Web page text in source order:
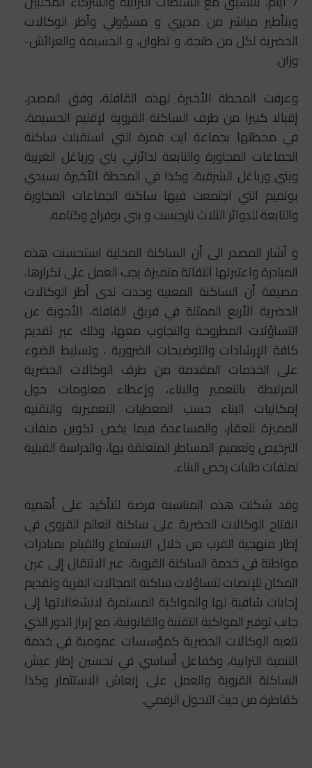
وبتأطير مباشر من مديري و مسؤولي وأطر الوكالات
الحضرية لكل من طنجة، و تطوان، و الحسيمة والعرائش-
وزان.
وعرفت المحطة الأخيرة لهذه القافلة، وفق المصدر،
إقبالا كبيرا من طرف الساكنة القروية لإقليم الحسيمة،
في محطتها بجماعة ايت قمرة التي استقبلت ساكنة
الجماعات المجاورة والتابعة لدائرتي بني ورياغل الغربية
وبني ورياغل الشرقية، وكذا في المحطة الأخيرة بسيدي
بوتميم التي اجتمعت فيها ساكنة الجماعات المجاورة
والتابعة للدوائر الثلاث تارجيست و بني بوفراح وكتامة.
و أشار المصدر الى أن الساكنة المحلية استحسنت هذه
المبادرة واعتبرتها التفاتة متميزة يجب العمل على تكرارها،
مضيفة أن الساكنة المعنية وجدت لدى أطر الوكالات
الحضرية الأربع الممثلة في فريق القافلة، الأجوبة عن
التساؤلات المطروحة والتجاوب معها، وذلك عبر تقديم
كافة الإرشادات والتوضيحات الضرورية ، وتسليط الضوء
على الخدمات المقدمة من طرف الوكالات الحضرية
المرتبطة بالتعمير والبناء، وإعطاء معلومات حول
إمكانيات البناء حسب المعطيات التعميرية والتقنية
المميزة للعقار، والمساعدة فيما يخص تكوين ملفات
الترخيص وتعميم المساطر المتعلقة بها، والدراسة القبلية
لملفات طلبات رخص البناء.
وقد شكلت هذه المناسبة فرصة للتأكيد على أهمية
انفتاح الوكالات الحضرية على ساكنة العالم القروي في
إطار منهجية القرب من خلال الاستماع والقيام بمبادرات
مواطنة في خدمة الساكنة القروية، عبر الانتقال إلى عين
المكان للإنصات لتساؤلات ساكنة المجالات القرية وتقديم
إجابات شافية لها والمواكبة المستمرة لانشغالاتها إلى
جانب توفير المواكبة التقنية والقانونية، مع إبراز الدور الذي
تلعبه الوكالات الحضرية كمؤسسات عمومية في خدمة
التنمية الترابية، وكفاعل أساسي في تحسين إطار عيش
الساكنة القروية والعمل على إنعاش الاستثمار وكذا
كقاطرة من حيث التحول الرقمي.